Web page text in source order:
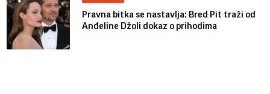
Pravna bitka se nastavlja: Bred ​​Pit traži od
Anđeline Džoli dokaz o prihodima